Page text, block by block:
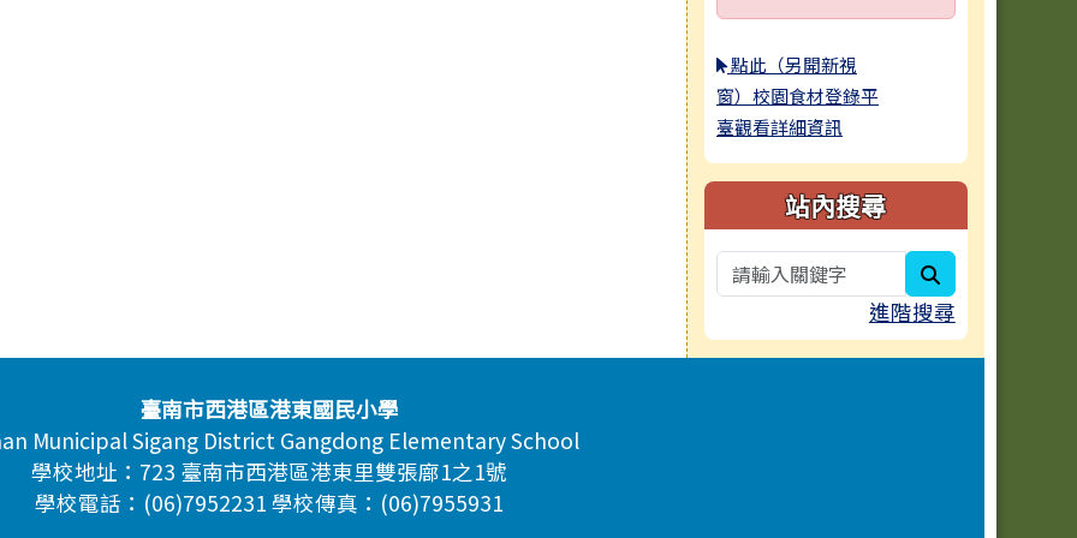
點此（另開新視
窗）校園食材登錄平
臺觀看詳細資訊
站內搜尋
進階搜尋
臺南市西港區港東國民小學
Municipal Sigang District Gangdong Elementary School
學校地址：723 臺南市西港區港東里雙張廍1之1號
學校電話：(06)7952231 學校傳真：(06)7955931